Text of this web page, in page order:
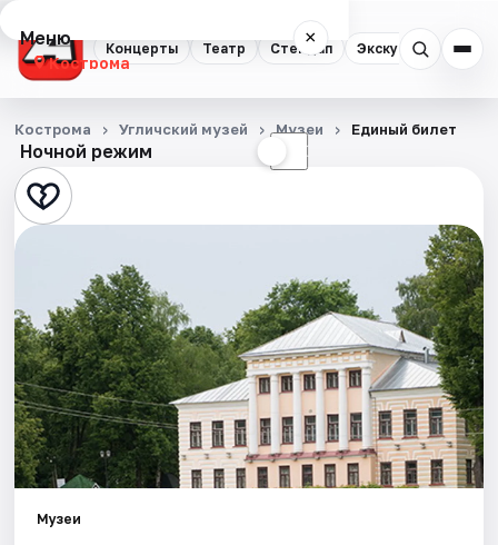
Концерты Театр Стендап Экскурсии
Меню ×
Кострома
Концерты
Театр
Стендап
Экскурсии
События
Города
Площадки
Ночной режим ☾
Кострома Угличский музей Музеи Единый билет
Музеи